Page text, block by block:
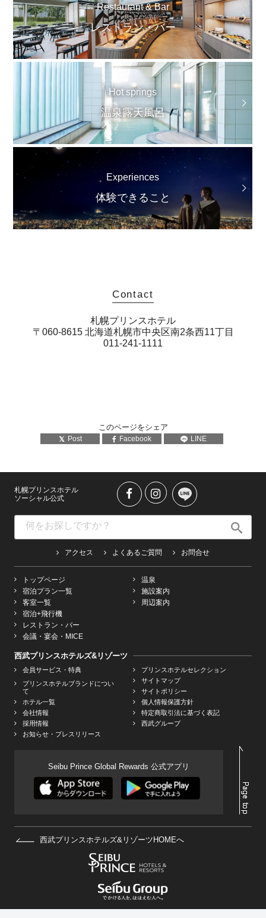
Restaurant & Bar
レストラン・バー
Hot springs
温泉露天風呂
Experiences
体験できること
Contact
札幌プリンスホテル
〒060-8615 北海道札幌市中央区南2条西11丁目
011-241-1111
このページをシェア
Post Facebook LINE
札幌プリンスホテル
ソーシャル公式
アクセス よくあるご質問 お問合せ
トップページ
宿泊プラン一覧
客室一覧
宿泊+飛行機
レストラン・バー
会議・宴会・MICE
温泉
施設案内
周辺案内
西武プリンスホテルズ&リゾーツ
会員サービス・特典
プリンスホテルブランドについ
て
ホテル一覧
会社情報
採用情報
お知らせ・プレスリリース
プリンスホテルセレクション
サイトマップ
サイトポリシー
個人情報保護方針
特定商取引法に基づく表記
西武グループ
Seibu Prince Global Rewards 公式アプリ
西武プリンスホテルズ&リゾーツHOMEへ